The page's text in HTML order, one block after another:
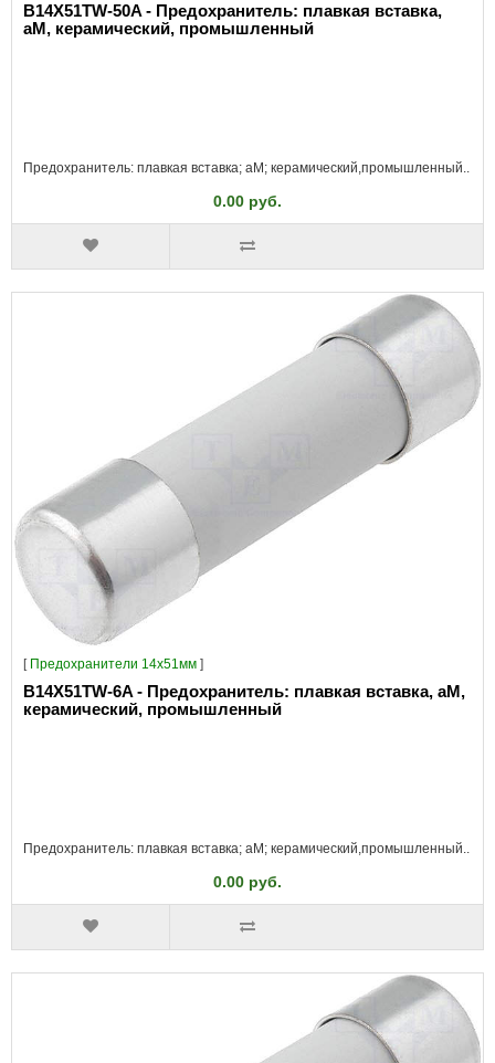
B14X51TW-50A - Предохранитель: плавкая вставка,
aM, керамический, промышленный
Предохранитель: плавкая вставка; aM; керамический,промышленный..
0.00 руб.
[ Предохранители 14x51мм ]
B14X51TW-6A - Предохранитель: плавкая вставка, aM,
керамический, промышленный
Предохранитель: плавкая вставка; aM; керамический,промышленный..
0.00 руб.